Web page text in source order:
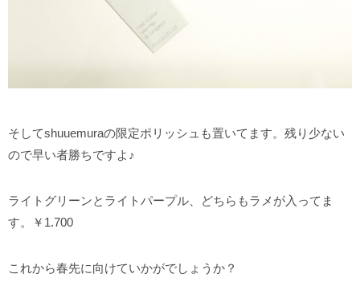
そしてshuuemuraの限定ポリッシュも置いてます。残り少ない
ので早い者勝ちですよ♪
ライトグリーンとライトパープル、どちらもラメが入ってま
す。￥1.700
これから春先に向けていかがでしょうか？